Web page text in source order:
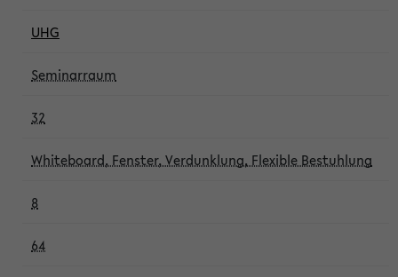
UHG
Seminarraum
32
Whiteboard, Fenster, Verdunklung, Flexible Bestuhlung
8
64